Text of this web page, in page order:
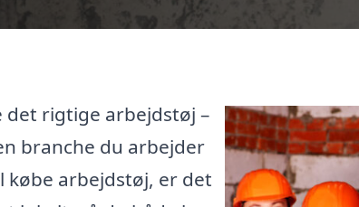
det rigtige arbejdstøj –
branche du arbejder
købe arbejdstøj, er det